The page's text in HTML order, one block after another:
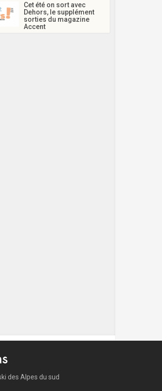
Cet été on sort avec
Dehors, le supplément
sorties du magazine
Accent
des Alpes du sud